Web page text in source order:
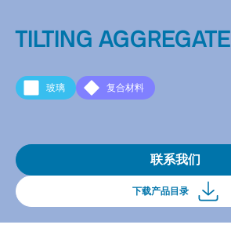
TILTING AGGREGATE
玻璃 复合材料
联系我们
下载产品目录